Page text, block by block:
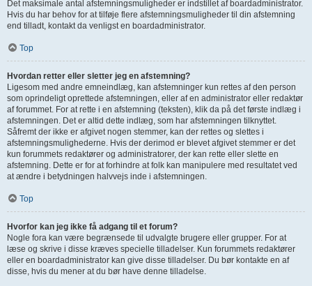
Det maksimale antal afstemningsmuligheder er indstillet af boardadministrator.
Hvis du har behov for at tilføje flere afstemningsmuligheder til din afstemning
end tilladt, kontakt da venligst en boardadministrator.
Top
Hvordan retter eller sletter jeg en afstemning?
Ligesom med andre emneindlæg, kan afstemninger kun rettes af den person
som oprindeligt oprettede afstemningen, eller af en administrator eller redaktør
af forummet. For at rette i en afstemning (teksten), klik da på det første indlæg i
afstemningen. Det er altid dette indlæg, som har afstemningen tilknyttet.
Såfremt der ikke er afgivet nogen stemmer, kan der rettes og slettes i
afstemningsmulighederne. Hvis der derimod er blevet afgivet stemmer er det
kun forummets redaktører og administratorer, der kan rette eller slette en
afstemning. Dette er for at forhindre at folk kan manipulere med resultatet ved
at ændre i betydningen halvvejs inde i afstemningen.
Top
Hvorfor kan jeg ikke få adgang til et forum?
Nogle fora kan være begrænsede til udvalgte brugere eller grupper. For at
læse og skrive i disse kræves specielle tilladelser. Kun forummets redaktører
eller en boardadministrator kan give disse tilladelser. Du bør kontakte en af
disse, hvis du mener at du bør have denne tilladelse.